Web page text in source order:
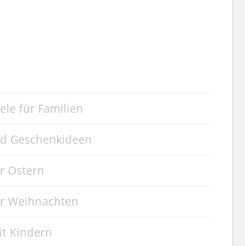
für Familien
Geschenkideen
Ostern
Weihnachten
Kindern